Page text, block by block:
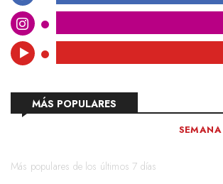
MÁS POPULARES
SEMANA
Más populares de los últimos 7 días